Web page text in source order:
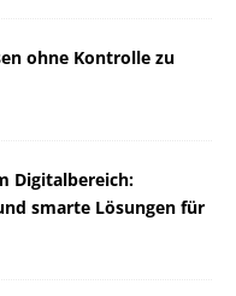
ohne Kontrolle zu
Digitalbereich:
smarte Lösungen für